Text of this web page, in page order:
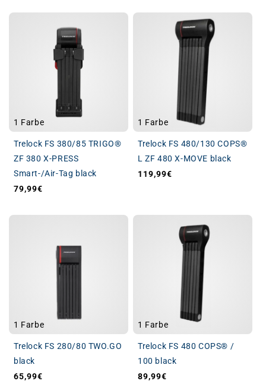
1 Farbe
Trelock FS 380/85 TRIGO®
ZF 380 X-PRESS
Smart-/Air-Tag black
Normaler Preis
79,99€
1 Farbe
Trelock FS 480/130 COPS®
L ZF 480 X-MOVE black
Normaler Preis
119,99€
1 Farbe
Trelock FS 280/80 TWO.GO
black
Normaler Preis
65,99€
1 Farbe
Trelock FS 480 COPS® /
100 black
Normaler Preis
89,99€